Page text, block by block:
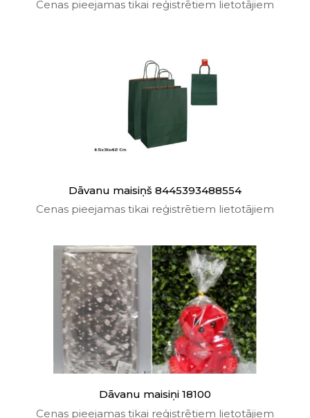
Cenas pieejamas tikai reģistrētiem lietotājiem
Dāvanu maisiņš 8445393488554
Cenas pieejamas tikai reģistrētiem lietotājiem
Dāvanu maisiņi 18100
Cenas pieejamas tikai reģistrētiem lietotājiem